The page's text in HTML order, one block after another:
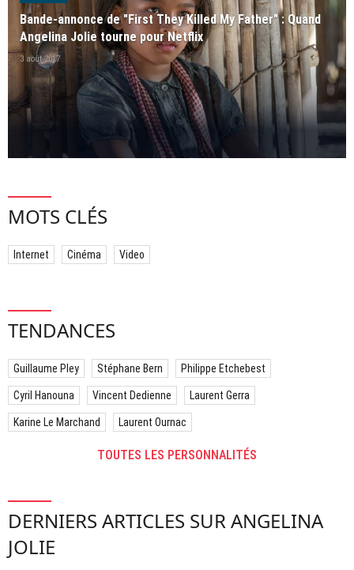
Bande-annonce de "First They Killed My Father" : Quand
Angelina Jolie tourne pour Netflix
3 août 2017
MOTS CLÉS
Internet Cinéma Video
TENDANCES
Guillaume Pley Stéphane Bern Philippe Etchebest
Cyril Hanouna Vincent Dedienne Laurent Gerra
Karine Le Marchand Laurent Ournac
TOUTES LES PERSONNALITÉS
DERNIERS ARTICLES SUR ANGELINA
JOLIE